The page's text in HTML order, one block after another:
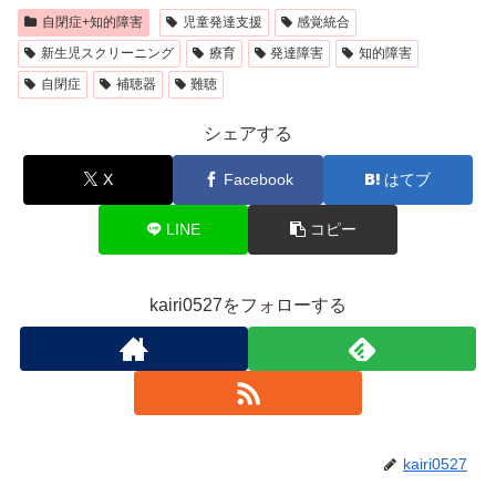
自閉症+知的障害 児童発達支援
感覚統合
新生児スクリーニング
療育 発達障害
知的障害
自閉症
補聴器 難聴
シェアする
X Facebook はてブ
LINE コピー
kairi0527をフォローする
kairi0527